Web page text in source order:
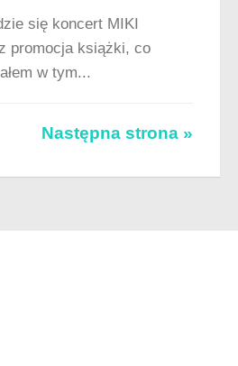
się koncert MIKI
promocja książki, co
w tym...
Następna strona »